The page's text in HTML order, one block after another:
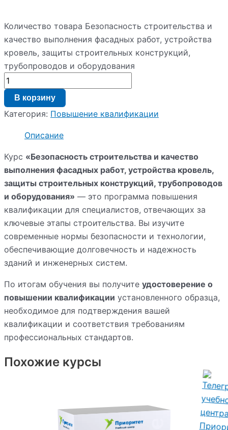
Количество товара Безопасность строительства и
качество выполнения фасадных работ, устройства
кровель, защиты строительных конструкций,
трубопроводов и оборудования
В корзину
Категория: Повышение квалификации
Описание
Курс «Безопасность строительства и качество
выполнения фасадных работ, устройства кровель,
защиты строительных конструкций, трубопроводов
и оборудования» — это программа повышения
квалификации для специалистов, отвечающих за
ключевые этапы строительства. Вы изучите
современные нормы безопасности и технологии,
обеспечивающие долговечность и надежность
зданий и инженерных систем.
По итогам обучения вы получите удостоверение о
повышении квалификации установленного образца,
необходимое для подтверждения вашей
квалификации и соответствия требованиям
профессиональных стандартов.
Похожие курсы